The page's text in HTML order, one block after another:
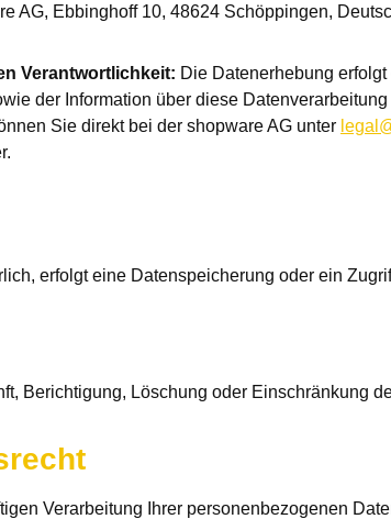
AG, Ebbinghoff 10, 48624 Schöppingen,
Verantwortlichkeit: Die Datenerhebung
der Information über diese
Sie direkt bei der shopware AG unter
erfolgt eine Datenspeicherung oder ein
Berichtigung, Löschung oder Einschränkung
Verarbeitung Ihrer personenbezogenen